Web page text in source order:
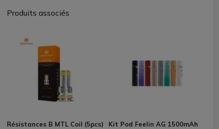
Produits associés
Résistances B MTL Coil (5pcs)
Kit Pod Feelin AG 1500mAh